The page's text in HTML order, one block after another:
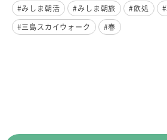
#みしま朝活
#みしま朝旅 #飲処
#三島スカイウォーク
#春